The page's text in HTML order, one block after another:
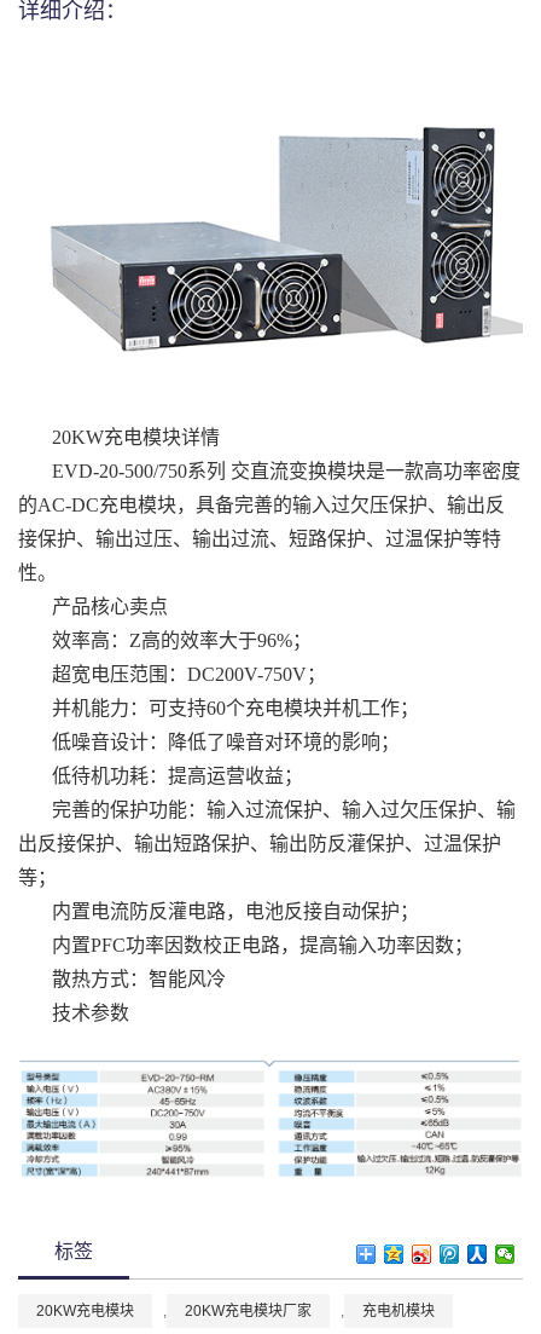
详细介绍：
20KW充电模块详情
EVD-20-500/750系列 交直流变换模块是一款高功率密度
的AC-DC充电模块，具备完善的输入过欠压保护、输出反
接保护、输出过压、输出过流、短路保护、过温保护等特
性。
产品核心卖点
效率高：Z高的效率大于96%；
超宽电压范围：DC200V-750V；
并机能力：可支持60个充电模块并机工作；
低噪音设计：降低了噪音对环境的影响；
低待机功耗：提高运营收益；
完善的保护功能：输入过流保护、输入过欠压保护、输
出反接保护、输出短路保护、输出防反灌保护、过温保护
等；
内置电流防反灌电路，电池反接自动保护；
内置PFC功率因数校正电路，提高输入功率因数；
散热方式：智能风冷
技术参数
标签
20KW充电模块 , 20KW充电模块厂家 , 充电机模块